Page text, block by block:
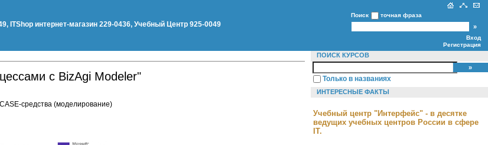
ITShop интернет-магазин 229-0436, Учебный Центр 925-0049
Поиск точная фраза
Вход
Регистрация
с BizAgi Modeler"
средства (моделирование)
ПОИСК КУРСОВ
Только в названиях
ИНТЕРЕСНЫЕ ФАКТЫ
Учебный центр "Интерфейс" - в десятке
ведущих учебных центров России в сфере
IT.